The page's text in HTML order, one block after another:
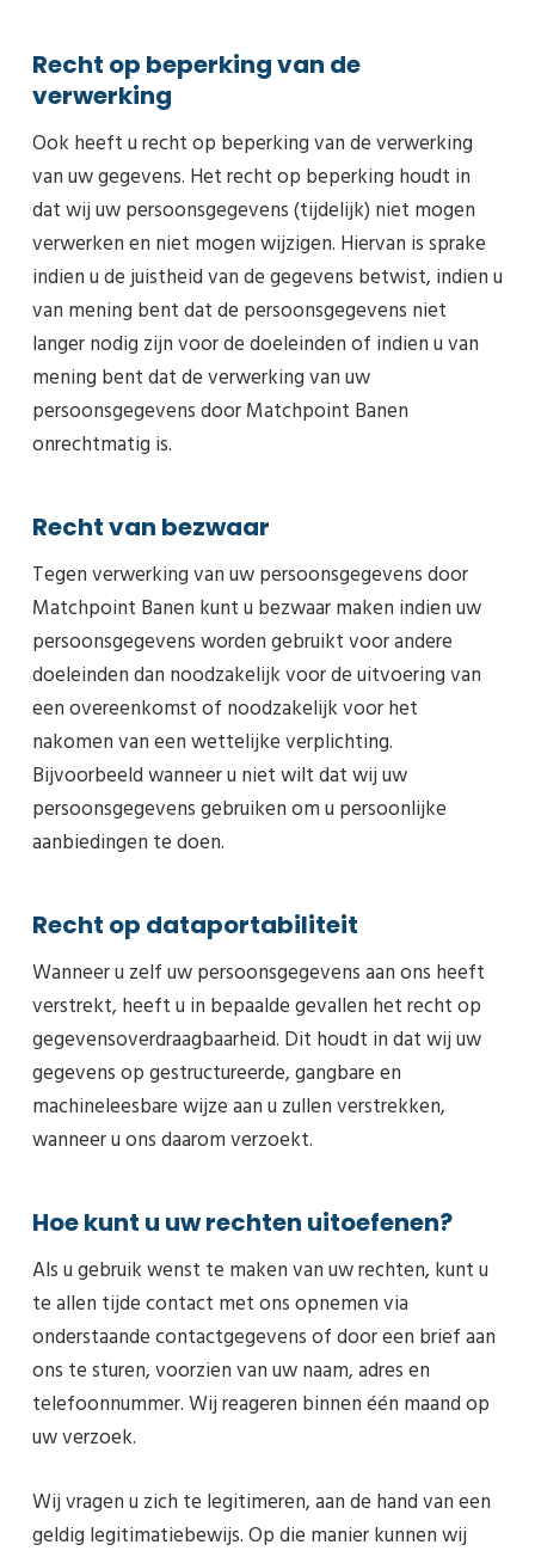
Recht op beperking van de
verwerking
Ook heeft u recht op beperking van de verwerking
van uw gegevens. Het recht op beperking houdt in
dat wij uw persoonsgegevens (tijdelijk) niet mogen
verwerken en niet mogen wijzigen. Hiervan is sprake
indien u de juistheid van de gegevens betwist, indien u
van mening bent dat de persoonsgegevens niet
langer nodig zijn voor de doeleinden of indien u van
mening bent dat de verwerking van uw
persoonsgegevens door Matchpoint Banen
onrechtmatig is.
Recht van bezwaar
Tegen verwerking van uw persoonsgegevens door
Matchpoint Banen kunt u bezwaar maken indien uw
persoonsgegevens worden gebruikt voor andere
doeleinden dan noodzakelijk voor de uitvoering van
een overeenkomst of noodzakelijk voor het
nakomen van een wettelijke verplichting.
Bijvoorbeeld wanneer u niet wilt dat wij uw
persoonsgegevens gebruiken om u persoonlijke
aanbiedingen te doen.
Recht op dataportabiliteit
Wanneer u zelf uw persoonsgegevens aan ons heeft
verstrekt, heeft u in bepaalde gevallen het recht op
gegevensoverdraagbaarheid. Dit houdt in dat wij uw
gegevens op gestructureerde, gangbare en
machineleesbare wijze aan u zullen verstrekken,
wanneer u ons daarom verzoekt.
Hoe kunt u uw rechten uitoefenen?
Als u gebruik wenst te maken van uw rechten, kunt u
te allen tijde contact met ons opnemen via
onderstaande contactgegevens of door een brief aan
ons te sturen, voorzien van uw naam, adres en
telefoonnummer. Wij reageren binnen één maand op
uw verzoek.
Wij vragen u zich te legitimeren, aan de hand van een
geldig legitimatiebewijs. Op die manier kunnen wij